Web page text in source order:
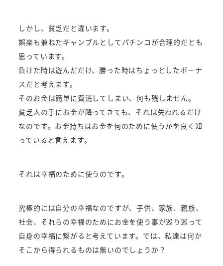
しかし、貧乏だと違います。
娯楽も兼ねたギャンブルとしてパチンコが合理的だとも
思っています。
負けた時は遊んだだけ、勝った時はちょっとしたボーナ
スだと考えます。
そのお金は簡単に費消してしまい、何も残しません。
貧乏人の手にお金が降ってきても、それは失われるだけ
なのです。お金持ちはお金を何のために使うかを良く知
っていると言えます。
それは幸福のために使うのです。
究極的には自分の幸福なのですが、子供、家族、親族、
社会、それらの幸福のためにお金を使う事が巡り巡って
自身の幸福に繋がると考えています。では、私達は何か
そこから得られるものは無いのでしょうか？